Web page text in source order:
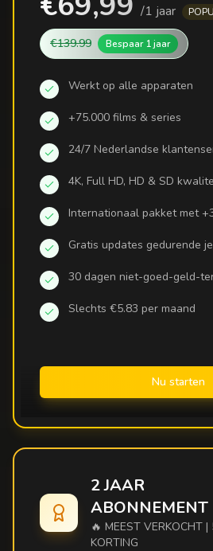
/1 jaar
€139.99 Bespaar1 jaar
Werkt op alle apparaten
+75.000 films & series
24/7 Nederlandse
4K, Full HD, HD & SD
Internationaal pakket met
Gratis updates gedurende
30 dagen niet-goed-geld-
Slechts €5.83 per maand
Nu starten
2 JAAR
ABONNEMENT
🔥 MEEST VERKOCHT |
KORTING